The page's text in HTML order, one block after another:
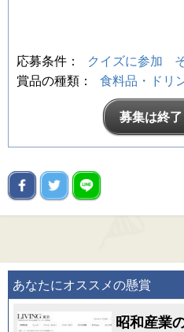
応募条件： クイズに参加
賞品の種類：
食料品・ドリ
募集は終
あなたにオススメの懸賞
昭和産業